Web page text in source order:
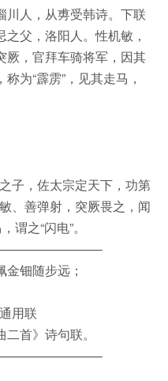
川人，从旉受韩诗。下联
父，洛阳人。性机敏，
厥，官拜车骑将军，因其
为“霹雳”，见其走马，
子，佐太宗定天下，功第
、善弹射，突厥畏之，闻
谓之“闪电”。
钿随步远；
用联
首》诗句联。